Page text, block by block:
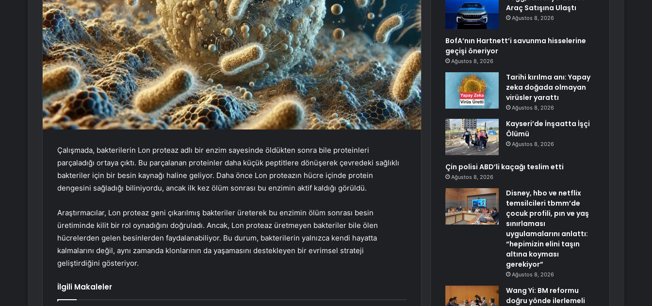
Çalışmada, bakterilerin Lon proteaz adlı bir enzim sayesinde öldükten sonra bile proteinleri
parçaladığı ortaya çıktı. Bu parçalanan proteinler daha küçük peptitlere dönüşerek çevredeki sağlıklı
bakteriler için bir besin kaynağı haline geliyor. Daha önce Lon proteazın hücre içinde protein
dengesini sağladığı biliniyordu, ancak ilk kez ölüm sonrası bu enzimin aktif kaldığı görüldü.
Araştırmacılar, Lon proteaz geni çıkarılmış bakteriler üreterek bu enzimin ölüm sonrası besin
üretiminde kilit bir rol oynadığını doğruladı. Ancak, Lon proteaz üretmeyen bakteriler bile ölen
hücrelerden gelen besinlerden faydalanabiliyor. Bu durum, bakterilerin yalnızca kendi hayatta
kalmalarını değil, aynı zamanda klonlarının da yaşamasını destekleyen bir evrimsel strateji
geliştirdiğini gösteriyor.
İlgili Makaleler
Araç Satışına Ulaştı
Ağustos 8, 2026
BofA’nın Hartnett’i savunma hisselerine
geçişi öneriyor
Ağustos 8, 2026
Tarihi kırılma anı: Yapay
zeka doğada olmayan
virüsler yarattı
Ağustos 8, 2026
Kayseri’de İnşaatta İşçi
Ölümü
Ağustos 8, 2026
Çin polisi ABD’li kaçağı teslim etti
Ağustos 8, 2026
Disney, hbo ve netflix
temsilcileri tbmm’de
çocuk profili, pın ve yaş
sınırlaması
uygulamalarını anlattı:
“hepimizin elini taşın
altına koyması
gerekiyor”
Ağustos 8, 2026
Wang Yi: BM reformu
doğru yönde ilerlemeli